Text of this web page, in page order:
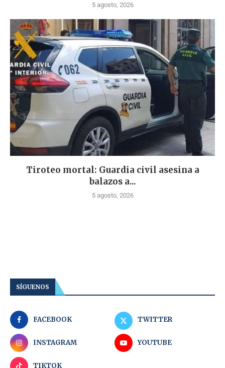
5 agosto, 2026
Tiroteo mortal: Guardia civil asesina a
balazos a...
5 agosto, 2026
SÍGUENOS
FACEBOOK TWITTER
INSTAGRAM YOUTUBE
TIKTOK